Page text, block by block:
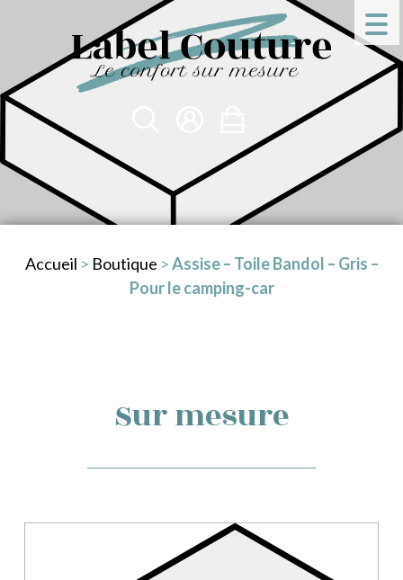
Accueil > Boutique >Assise – Toile Bandol – Gris –
Pour le camping-car
Sur mesure